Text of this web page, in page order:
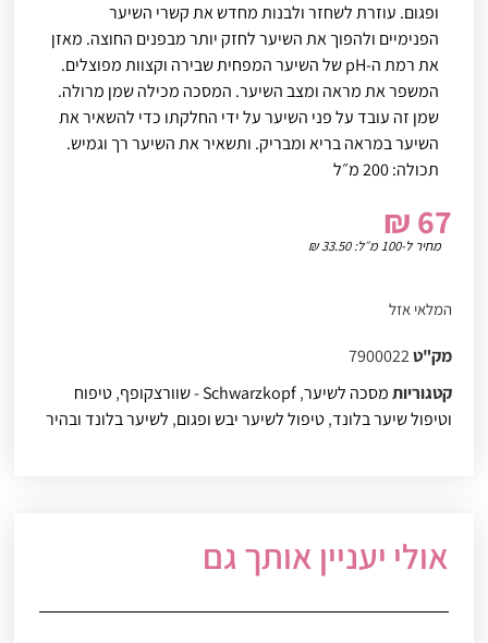
ופגום. עוזרת לשחזר ולבנות מחדש את קשרי השיער
הפנימיים ולהפוך את השיער לחזק יותר מבפנים החוצה. מאזן
את רמת ה-pH של השיער המפחית שבירה וקצוות מפוצלים.
המשפר את מראה ומצב השיער. המסכה מכילה שמן מרולה.
שמן זה עובד על פני השיער על ידי החלקתו כדי להשאיר את
השיער במראה בריא ומבריק. ותשאיר את השיער רך וגמיש.
תכולה: 200 מ״ל
₪ 67
מחיר ל-100 מ״ל: ₪33.50
המלאי אזל
מק"ט7900022
קטגוריותמסכה לשיער,Schwarzkopf - שוורצקופף ,טיפוח
וטיפול שיער בלונד,טיפול לשיער יבש ופגום,לשיער בלונד ובהיר
אולי יעניין אותך גם